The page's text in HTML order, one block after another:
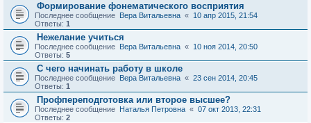
Формирование фонематического восприятия
Последнее сообщение Вера Витальевна « 10 апр 2015, 21:54
Ответы: 1
Нежелание учиться
Последнее сообщение Вера Витальевна « 10 ноя 2014, 20:50
Ответы: 5
С чего начинать работу в школе
Последнее сообщение Вера Витальевна « 23 сен 2014, 20:45
Ответы: 1
Профпереподготовка или второе высшее?
Последнее сообщение Наталья Петровна « 07 окт 2013, 22:31
Ответы: 2